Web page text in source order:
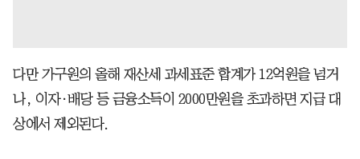
다만 가구원의 올해 재산세 과세표준 합계가 12억원을 넘거
나, 이자·배당 등 금융소득이 2000만원을 초과하면 지급 대
상에서 제외된다.